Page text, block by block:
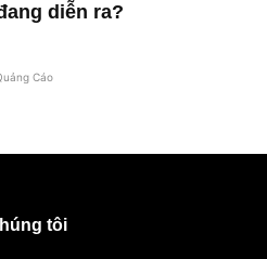
diễn ra?
Cáo
tôi